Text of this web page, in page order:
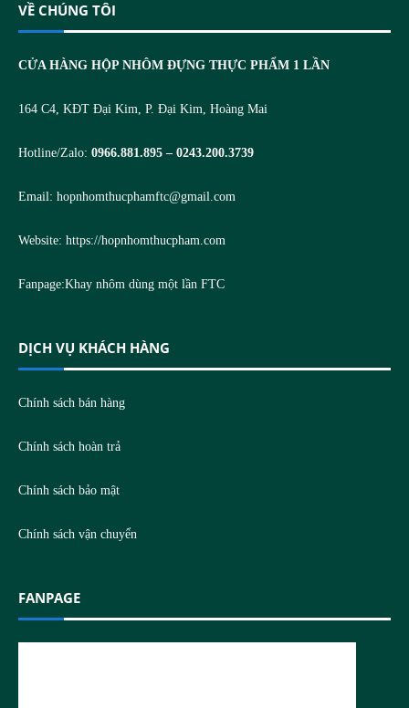
VỀ CHÚNG TÔI
CỬA HÀNG HỘP NHÔM ĐỰNG THỰC PHẨM 1 LẦN
164 C4, KĐT Đại Kim, P. Đại Kim, Hoàng Mai
Hotline/Zalo: 0966.881.895 – 0243.200.3739
Email: hopnhomthucphamftc@gmail.com
Website: https://hopnhomthucpham.com
Fanpage:Khay nhôm dùng một lần FTC
DỊCH VỤ KHÁCH HÀNG
Chính sách bán hàng
Chính sách hoàn trả
Chính sách bảo mật
Chính sách vận chuyển
FANPAGE